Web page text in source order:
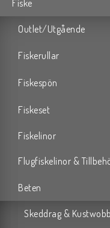
Fiske
Outlet/Utgående
Fiskerullar
Fiskespön
Fiskeset
Fiskelinor
Flugfiskelinor &
Beten
Skeddrag &